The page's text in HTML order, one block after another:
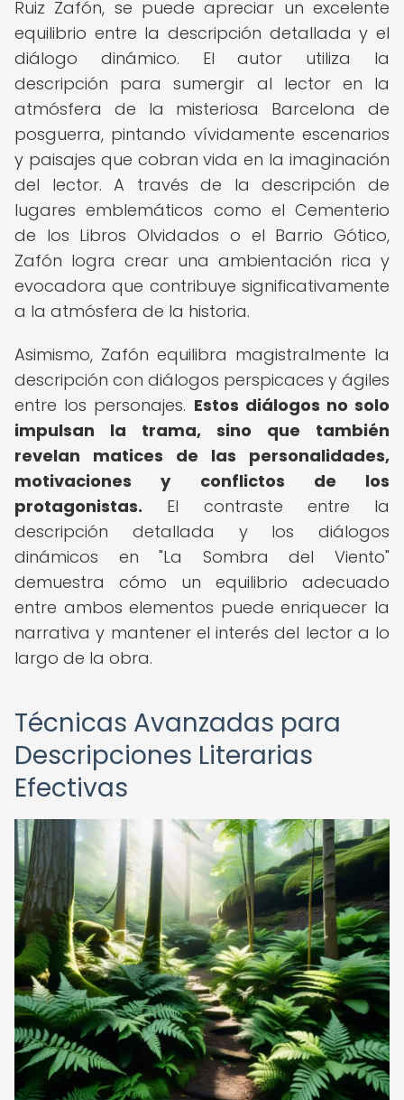
Ruiz Zafón, se puede apreciar un excelente
equilibrio entre la descripción detallada y el
diálogo dinámico. El autor utiliza la
descripción para sumergir al lector en la
atmósfera de la misteriosa Barcelona de
posguerra, pintando vívidamente escenarios
y paisajes que cobran vida en la imaginación
del lector. A través de la descripción de
lugares emblemáticos como el Cementerio
de los Libros Olvidados o el Barrio Gótico,
Zafón logra crear una ambientación rica y
evocadora que contribuye significativamente
a la atmósfera de la historia.
Asimismo, Zafón equilibra magistralmente la
descripción con diálogos perspicaces y ágiles
entre los personajes. Estos diálogos no solo
impulsan la trama, sino que también
revelan matices de las personalidades,
motivaciones y conflictos de los
protagonistas. El contraste entre la
descripción detallada y los diálogos
dinámicos en "La Sombra del Viento"
demuestra cómo un equilibrio adecuado
entre ambos elementos puede enriquecer la
narrativa y mantener el interés del lector a lo
largo de la obra.
Técnicas Avanzadas para
Descripciones Literarias
Efectivas